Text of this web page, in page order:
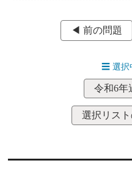
◀︎ 前の問題
☰選択
令和6年
選択リス